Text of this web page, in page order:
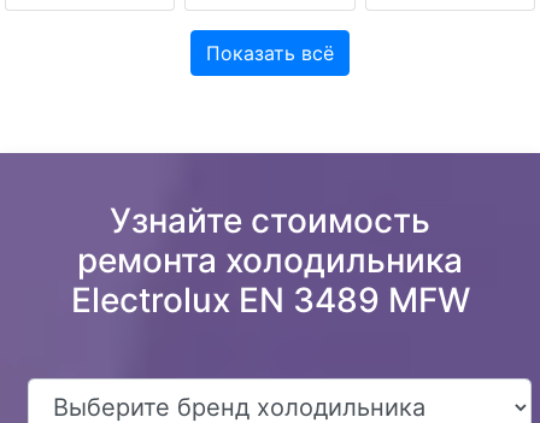
Показать всё
Узнайте стоимость
ремонта холодильника
Electrolux EN 3489 MFW